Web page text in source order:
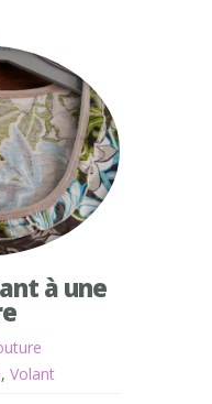
à une
, Volant